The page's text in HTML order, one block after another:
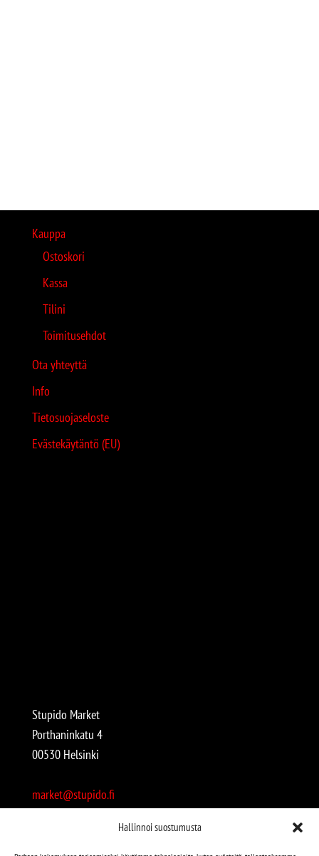
Hallinnoi suostumusta
Kauppa
Ostoskori
Kassa
Tilini
Toimitusehdot
Ota yhteyttä
Info
Tietosuojaseloste
Evästekäytäntö (EU)
Stupido Market
Porthaninkatu 4
00530 Helsinki
market@stupido.fi